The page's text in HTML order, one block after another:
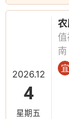
2026.12
4
星期五
南
宜